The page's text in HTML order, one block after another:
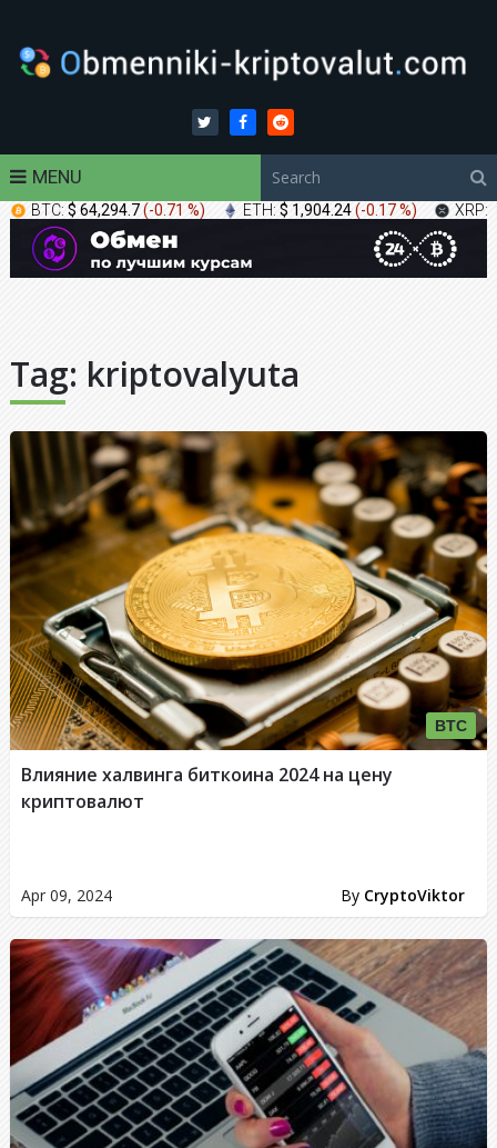
MENU
BTC: $ 64,294.7(-0.71 %) ETH: $ 1,904.24(-0.17 %) XRP:
Tag: kriptovalyuta
BTC
Apr 09, 2024 By CryptoViktor
Влияние халвинга биткоина 2024 на цену
криптовалют